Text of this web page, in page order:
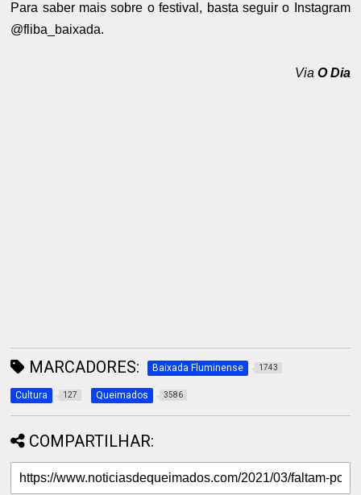
Para saber mais sobre o festival, basta seguir o Instagram
@fliba_baixada.
Via O Dia
MARCADORES: Baixada Fluminense 1743
Cultura 127 Queimados 3586
COMPARTILHAR: